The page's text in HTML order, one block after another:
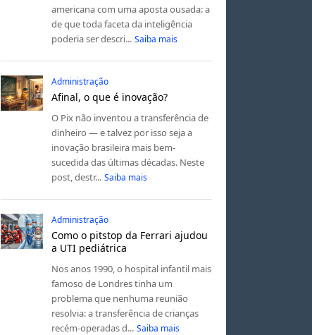
americana com uma aposta ousada: a
de que toda faceta da inteligência
poderia ser descri... Saiba mais
Administração
Afinal, o que é inovação?
O Pix não inventou a transferência de
dinheiro — e talvez por isso seja a
inovação brasileira mais bem-
sucedida das últimas décadas. Neste
post, destr... Saiba mais
Administração
Como o pitstop da Ferrari ajudou
a UTI pediátrica
Nos anos 1990, o hospital infantil mais
famoso de Londres tinha um
problema que nenhuma reunião
resolvia: a transferência de crianças
recém-operadas d... Saiba mais